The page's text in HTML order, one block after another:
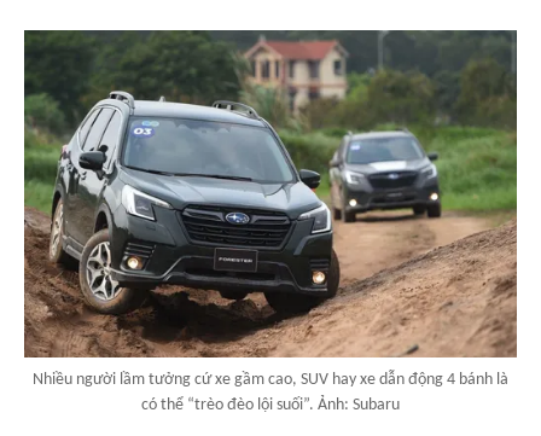
Nhiều người lầm tưởng cứ xe gầm cao, SUV hay xe dẫn động 4 bánh là
có thể “trèo đèo lội suối”. Ảnh: Subaru